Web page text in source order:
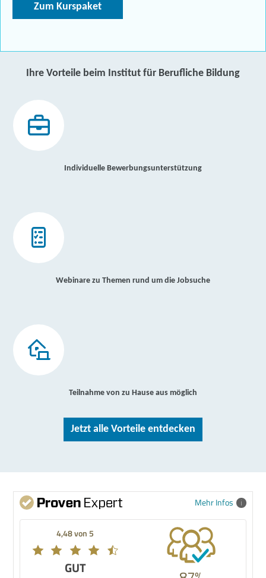
Zum Kurspaket
Ihre Vorteile beim Institut für Berufliche Bildung
Individuelle Bewerbungsunterstützung
Webinare zu Themen rund um die Jobsuche
Teilnahme von zu Hause aus möglich
Jetzt alle Vorteile entdecken
Mehr Infos
4,48 von 5
GUT